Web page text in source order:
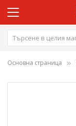
Основна страница